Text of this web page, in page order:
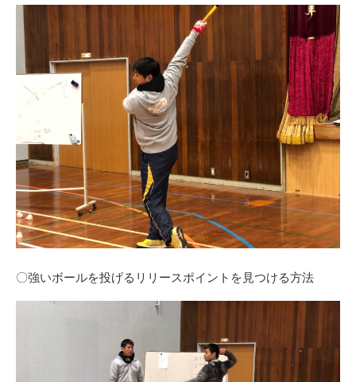
〇強いボールを投げるリリースポイントを見つける方法